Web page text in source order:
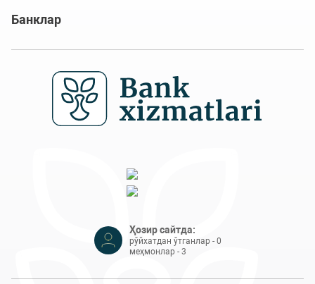
Банклар
Ҳозир сайтда:
рўйхатдан ўтганлар - 0
меҳмонлар - 3